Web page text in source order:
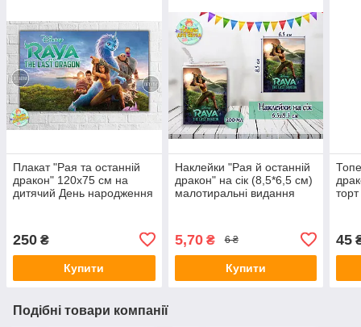
Плакат "Рая та останній
дракон" 120х75 см на
дитячий День народження
250 ₴
Купити
Наклейки "Рая й останній
дракон" на сік (8,5*6,5 см)
малотиральні видання
5,70₴ 6 ₴
Купити
45
Подібні товари компанії